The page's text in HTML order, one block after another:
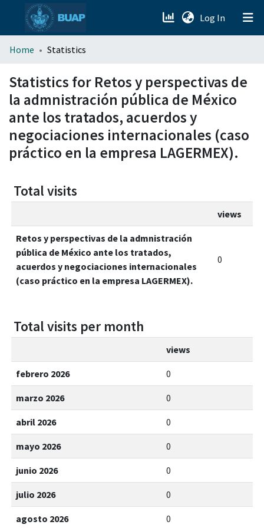
Log In (current)
menu.section.about_menu
All of DSpace
Home Statistics
Statistics for Retos y perspectivas de
la admnistración pública de México
ante los tratados, acuerdos y
negociaciones internacionales (caso
práctico en la empresa LAGERMEX).
Total visits
views
Retos y perspectivas de la admnistración
pública de México ante los tratados,
acuerdos y negociaciones internacionales
(caso práctico en la empresa LAGERMEX).
0
Total visits per month
views
febrero 2026 0
marzo 2026 0
abril 2026 0
mayo 2026 0
junio 2026 0
julio 2026 0
agosto 2026 0